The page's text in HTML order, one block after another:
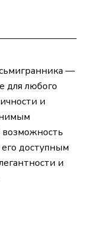
—
для любого
и
доступным
и